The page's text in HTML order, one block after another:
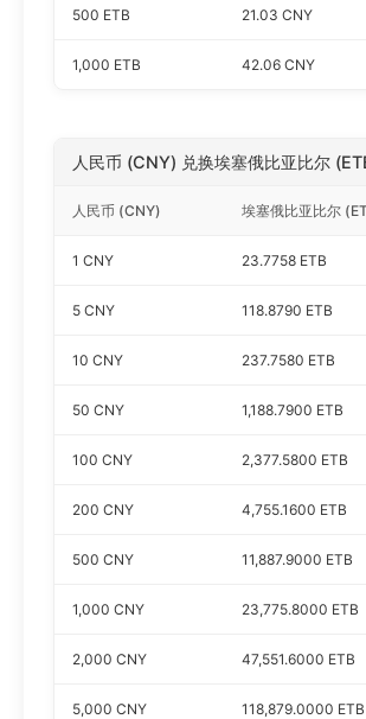
500 ETB 21.03 CNY
1,000 ETB 42.06 CNY
人民币 (CNY) 兑换埃塞俄比亚比尔
人民币 (CNY) 埃塞俄比亚比尔
1 CNY 23.7758 ETB
5 CNY 118.8790 ETB
10 CNY 237.7580 ETB
50 CNY 1,188.7900 ETB
100 CNY 2,377.5800 ETB
200 CNY 4,755.1600 ETB
500 CNY 11,887.9000 ETB
1,000 CNY 23,775.8000 ETB
2,000 CNY 47,551.6000 ETB
5,000 CNY 118,879.0000 ETB